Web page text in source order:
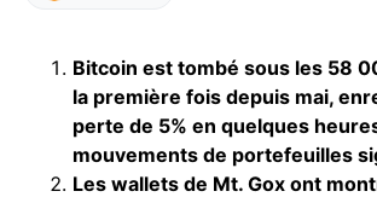
Bitcoin est tombé sous les 58
la première fois depuis mai,
perte de 5% en quelques
mouvements de portefeuilles
Les wallets de Mt. Gox ont